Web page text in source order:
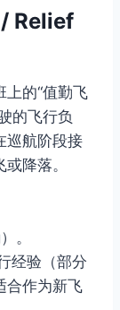
Relief
上的“值勤飞
的飞行负
巡航阶段接
降落。
。
经验（部分
合作为新飞